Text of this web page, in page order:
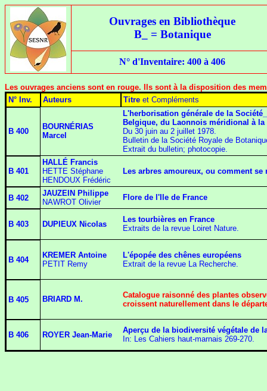
Ouvrages en Bibliothèque
B_ = Botanique
N° d'Inventaire: 400 à 406
Les ouvrages anciens sont en rouge. Ils sont à la disposition des
N° Inv.
Auteurs Titre et Compléments
B 400
BOURNÉRIAS
Marcel
L'herborisation générale de la
Belgique, du Laonnois méridional à la
Du 30 juin au 2 juillet 1978.
Bulletin de la Société Royale de
Extrait du bulletin; photocopie.
B 401
HALLÉ Francis
HETTE Stéphane
HENDOUX Frédéric
Les arbres amoureux, ou comment
B 402
JAUZEIN Philippe
NAWROT Olivier
Flore de l'Ile de France
B 403 DUPIEUX Nicolas
Les tourbières en France
Extraits de la revue Loiret Nature.
B 404
KREMER Antoine
PETIT Remy
L'épopée des chênes européens
Extrait de la revue La Recherche.
B 405 BRIARD M.
Catalogue raisonné des plantes
croissent naturellement dans le
B 406 ROYER Jean-Marie
Aperçu de la biodiversité végétale de
In: Les Cahiers haut-marnais 269-270.